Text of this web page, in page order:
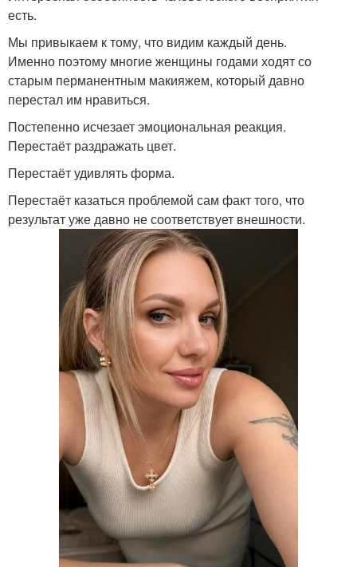
есть.
Мы привыкаем к тому, что видим каждый день.
Именно поэтому многие женщины годами ходят со
старым перманентным макияжем, который давно
перестал им нравиться.
Постепенно исчезает эмоциональная реакция.
Перестаёт раздражать цвет.
Перестаёт удивлять форма.
Перестаёт казаться проблемой сам факт того, что
результат уже давно не соответствует внешности.